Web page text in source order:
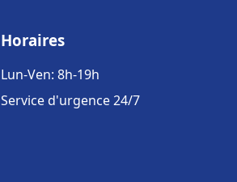
Horaires
Lun-Ven: 8h-19h
Service d'urgence 24/7